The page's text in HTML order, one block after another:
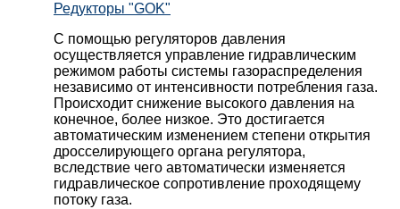
Редукторы "GOK"
С помощью регуляторов давления
осуществляется управление гидравлическим
режимом работы системы газораспределения
независимо от интенсивности потребления газа.
Происходит снижение высокого давления на
конечное, более низкое. Это достигается
автоматическим изменением степени открытия
дросселирующего органа регулятора,
вследствие чего автоматически изменяется
гидравлическое сопротивление проходящему
потоку газа.